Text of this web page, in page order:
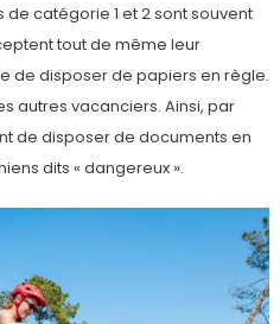
catégorie 1 et 2 sont souvent
tout de même leur
de disposer de papiers en règle.
autres vacanciers. Ainsi, par
de disposer de documents en
dits « dangereux ».